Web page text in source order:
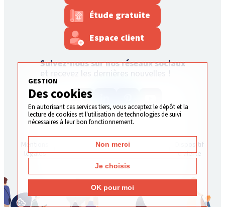
Suivez-nous sur nos réseaux sociaux
et recevez les dernières nouvelles !
Étude gratuite
Espace client
Mentions
légales
Politique de
confidentialité
du
site
cookies
Dispositif
d’alerte
GESTION
Des cookies
En autorisant ces services tiers, vous acceptez le dépôt et la
lecture de cookies et l'utilisation de technologies de suivi
nécessaires à leur bon fonctionnement.
Non merci
Je choisis
OK pour moi